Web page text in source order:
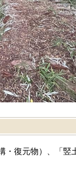
復元物）、「竪